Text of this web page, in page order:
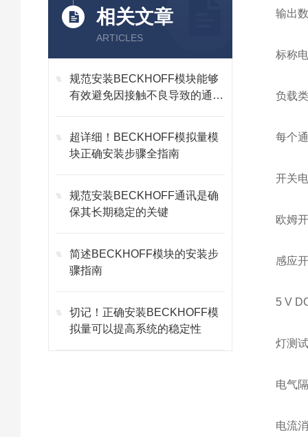
相关文章
ARTICLES
规范安装BECKHOFF模块能够
有效避免因接触不良导致的通讯
超详细！BECKHOFF模拟量模
块正确安装步骤全指南
规范安装BECKHOFF通讯是确
保其长期稳定的关键
简述BECKHOFF模块的安装步
骤指南
切记！正确安装BECKHOFF模
拟量可以提高系统的稳定性
输出
标称
负载
每个
开关
欧姆
感应
5 V
灯测
电气
电流